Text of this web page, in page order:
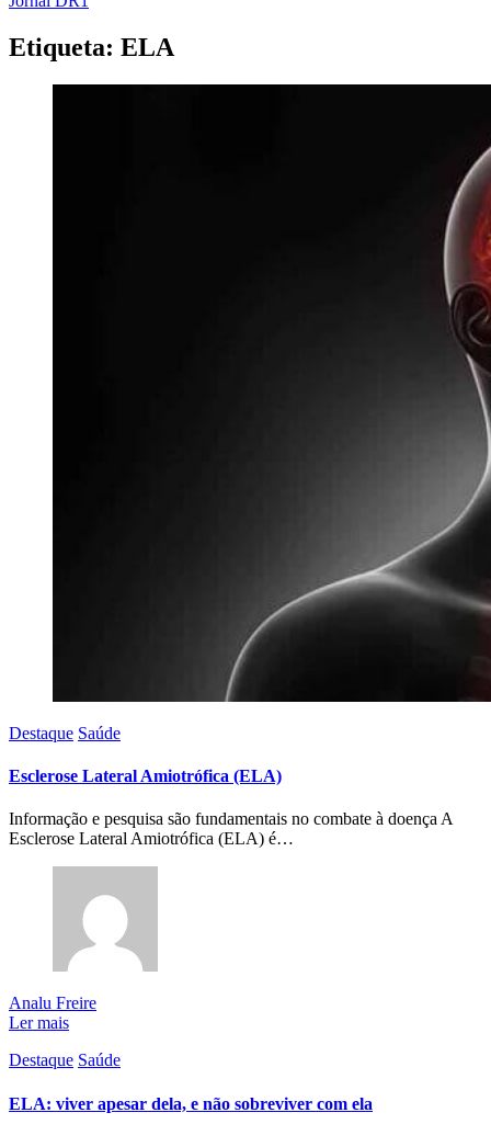
Etiqueta: ELA
Destaque Saúde
Esclerose Lateral Amiotrófica (ELA)
Informação e pesquisa são fundamentais no combate à doença A
Esclerose Lateral Amiotrófica (ELA) é…
Analu Freire
Ler mais
Destaque Saúde
ELA: viver apesar dela, e não sobreviver com ela